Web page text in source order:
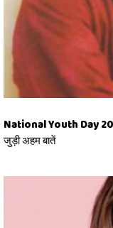
National Youth Day
जुड़ी अहम बातें